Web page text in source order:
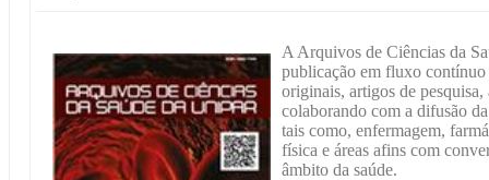
A Arquivos de Ciências da
publicação em fluxo
originais, artigos de
colaborando com a difusão
tais como, enfermagem,
física e áreas afins com
âmbito da saúde.